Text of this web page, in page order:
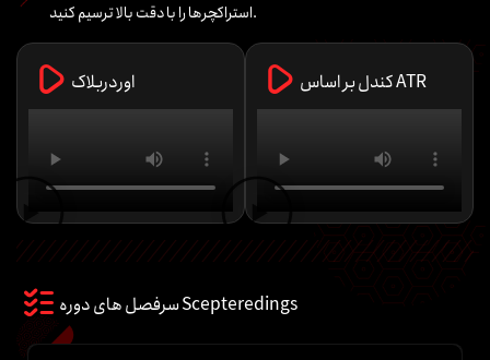
استراکچرها را با دقت بالا ترسیم کنید.
اوردربلاک کندل بر اساس ATR
سرفصل های دوره Scepteredings